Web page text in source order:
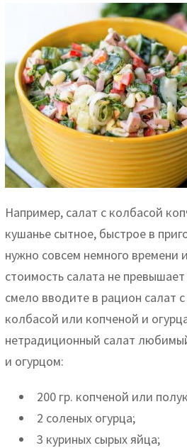
Например, салат с колбасой
кушанье сытное, быстрое в
нужно совсем немного времени
стоимость салата не
смело вводите в рацион салат
колбасой или копченой и
нетрадиционный салат
и огурцом:
200 гр. копченой или
2 соленых огурца;
3 куриных сырых яйца;